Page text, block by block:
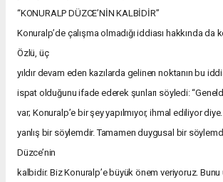
“KONURALP DÜZCE’NİN KALBİDİR”
Konuralp’de çalışma olmadığı iddiası hakkında da
Özlü, üç
yıldır devam eden kazılarda gelinen noktanın bu
ispat olduğunu ifade ederek şunları söyledi:
var; Konuralp’e bir şey yapılmıyor, ihmal ediliyor
yanlış bir söylemdir. Tamamen duygusal bir
Düzce’nin
kalbidir. Biz Konuralp’e büyük önem veriyoruz. Bunu